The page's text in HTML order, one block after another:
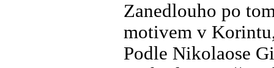
Zanedlouho po
motivem v
Podle Nikolaose